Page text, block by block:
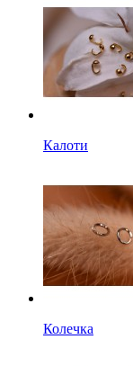
Калоти
Колечка